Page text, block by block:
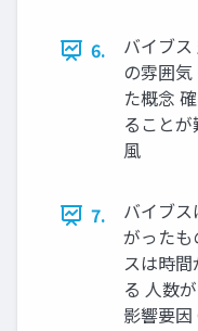
6.
バイブ
の雰囲
た概念
ること
風
7.
バイブ
がった
スは時
る 人数
影響要